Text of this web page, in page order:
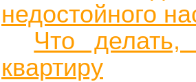
недостойного
Что
квартиру